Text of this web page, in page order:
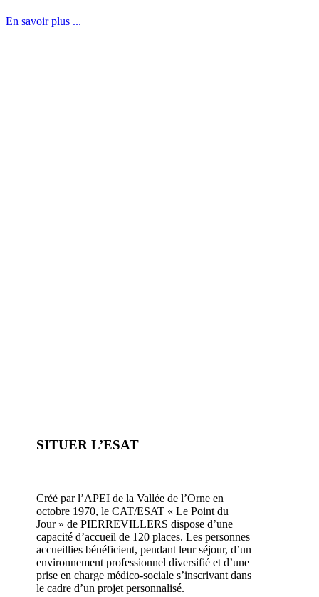
En savoir plus ...
SITUER L’ESAT
Créé par l’APEI de la Vallée de l’Orne en
octobre 1970, le CAT/ESAT « Le Point du
Jour » de PIERREVILLERS dispose d’une
capacité d’accueil de 120 places. Les personnes
accueillies bénéficient, pendant leur séjour, d’un
environnement professionnel diversifié et d’une
prise en charge médico-sociale s’inscrivant dans
le cadre d’un projet personnalisé.